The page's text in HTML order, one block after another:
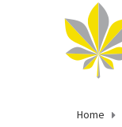
Home